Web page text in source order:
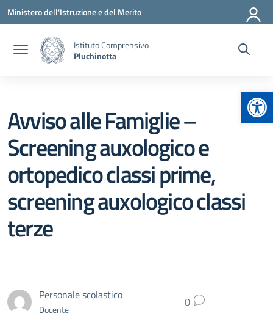
Vai ai contenuti
Vai al menu di navigazione
Vai al footer
Ministero dell'Istruzione e del Merito
Istituto Comprensivo
Pluchinotta
Avviso alle Famiglie –
Screening auxologico e
ortopedico classi prime,
screening auxologico classi
terze
Personale scolastico
Docente 0